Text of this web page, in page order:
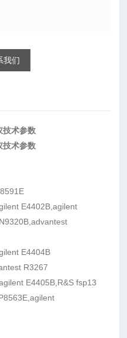
我们
技术参数
技术参数
E4402B,agilent
E4404B
R3267
E4405B,R&S fsp13